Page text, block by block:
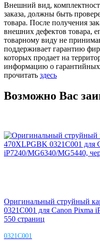
Внешний вид,
заказа, должны быть
товара. После получения
внешних дефектов товара,
товарному виду не
поддерживает гарантию
которых продает на
информацию о гарантийных
прочитать здесь
Возможно Вас
Оригинальный струйный
0321C001 для Canon Pixma
550 страниц
0321C001